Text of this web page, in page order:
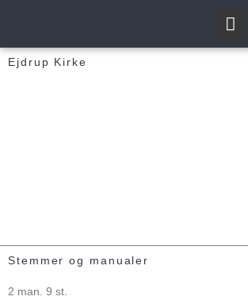
Ejdrup Kirke
Stemmer og manualer
2 man. 9 st.